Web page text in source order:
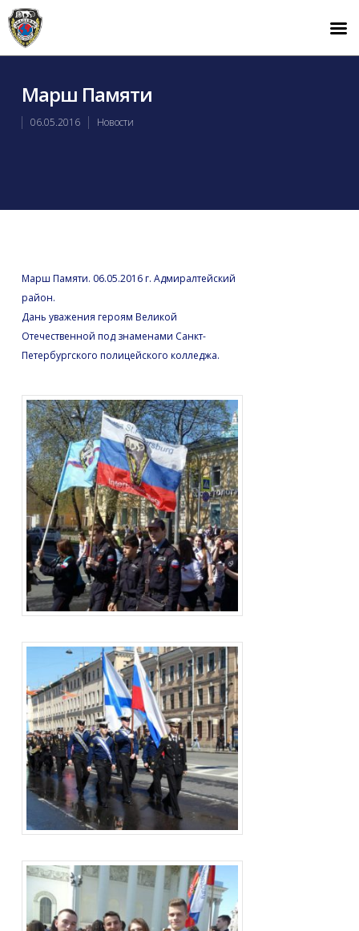
Марш Памяти
06.05.2016 Новости
Марш Памяти. 06.05.2016 г. Адмиралтейский
район.
Дань уважения героям Великой
Отечественной под знаменами Санкт-
Петербургского полицейского колледжа.